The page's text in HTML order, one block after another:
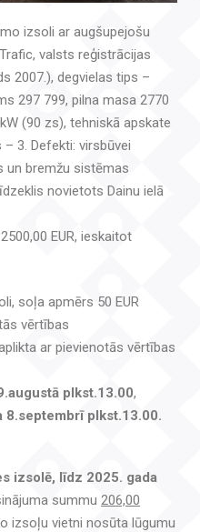
izsoli ar augšupejošu
valsts reģistrācijas
2007.), degvielas tips –
297 799, pilna masa 2770
(90 zs), tehniskā apskate
3. Defekti: virsbūvei
un bremžu sistēmas
novietots Dainu ielā
EUR, ieskaitot
soļa apmērs 50 EUR
vērtības
ar pievienotās vērtības
plkst.13.00,
8.septembrī plkst.13.00.
izsolē, līdz 2025. gada
summu 206,00
izsoļu vietni nosūta lūgumu